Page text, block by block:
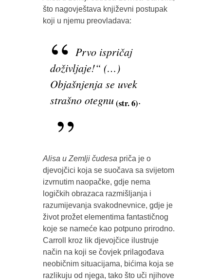
što nagovještava književni postupak
koji u njemu preovladava:
Prvo ispričaj
doživljaje!“ (…)
Objašnjenja se uvek
strašno otegnu(str. 6).
Alisa u Zemlji čudesa priča je o
djevojčici koja se suočava sa svijetom
izvrnutim naopačke, gdje nema
logičkih obrazaca razmišljanja i
razumijevanja svakodnevnice, gdje je
život prožet elementima fantastičnog
koje se nameće kao potpuno prirodno.
Carroll kroz lik djevojčice ilustruje
način na koji se čovjek prilagođava
neobičnim situacijama, bićima koja se
razlikuju od njega, tako što uči njihove